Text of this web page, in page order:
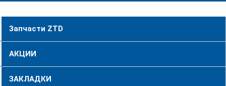
Запчасти ZTD
АКЦИИ
ЗАКЛАДКИ